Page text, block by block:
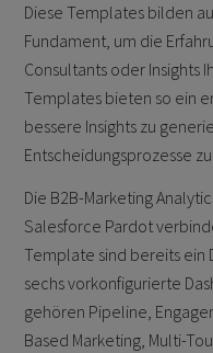
Diese Templates bilden
Fundament, um die
Consultants oder Insights
Templates bieten so ein
bessere Insights zu
Entscheidungsprozesse
Die B2B-Marketing
Salesforce Pardot
Template sind bereits ein
sechs vorkonfigurierte
gehören Pipeline,
Based Marketing, Multi-